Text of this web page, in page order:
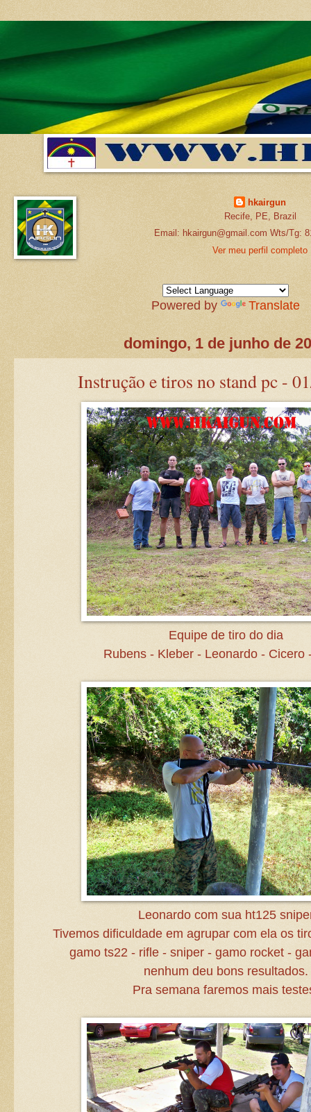
hkairgun
Recife, PE, Brazil
Email: hkairgun@gmail.com Wts/Tg:
Ver meu perfil completo
Powered by Translate
domingo, 1 de junho de
Instrução e tiros no stand pc -
Equipe de tiro do dia
Rubens - Kleber - Leonardo - Cicero
Leonardo com sua ht125
Tivemos dificuldade em agrupar com ela os
gamo ts22 - rifle - sniper - gamo rocket -
nenhum deu bons resultados.
Pra semana faremos mais